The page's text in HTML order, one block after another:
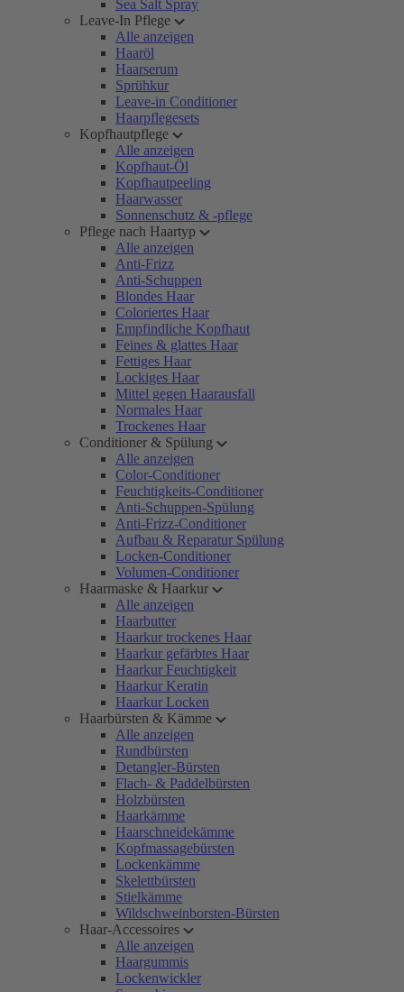
Sea Salt Spray
Leave-In Pflege
Alle anzeigen
Haaröl
Haarserum
Sprühkur
Leave-in Conditioner
Haarpflegesets
Kopfhautpflege
Alle anzeigen
Kopfhaut-Öl
Kopfhautpeeling
Haarwasser
Sonnenschutz & -pflege
Pflege nach Haartyp
Alle anzeigen
Anti-Frizz
Anti-Schuppen
Blondes Haar
Coloriertes Haar
Empfindliche Kopfhaut
Feines & glattes Haar
Fettiges Haar
Lockiges Haar
Mittel gegen Haarausfall
Normales Haar
Trockenes Haar
Conditioner & Spülung
Alle anzeigen
Color-Conditioner
Feuchtigkeits-Conditioner
Anti-Schuppen-Spülung
Anti-Frizz-Conditioner
Aufbau & Reparatur Spülung
Locken-Conditioner
Volumen-Conditioner
Haarmaske & Haarkur
Alle anzeigen
Haarbutter
Haarkur trockenes Haar
Haarkur gefärbtes Haar
Haarkur Feuchtigkeit
Haarkur Keratin
Haarkur Locken
Haarbürsten & Kämme
Alle anzeigen
Rundbürsten
Detangler-Bürsten
Flach- & Paddelbürsten
Holzbürsten
Haarkämme
Haarschneidekämme
Kopfmassagebürsten
Lockenkämme
Skelettbürsten
Stielkämme
Wildschweinborsten-Bürsten
Haar-Accessoires
Alle anzeigen
Haargummis
Lockenwickler